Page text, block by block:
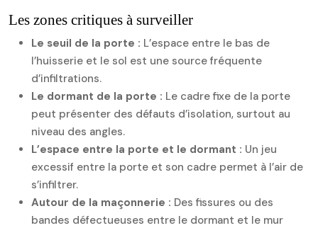
Les zones critiques à surveiller
Le seuil de la porte : L’espace entre le bas de
l’huisserie et le sol est une source fréquente
d’infiltrations.
Le dormant de la porte : Le cadre fixe de la porte
peut présenter des défauts d’isolation, surtout au
niveau des angles.
L’espace entre la porte et le dormant : Un jeu
excessif entre la porte et son cadre permet à l’air de
s’infiltrer.
Autour de la maçonnerie : Des fissures ou des
bandes défectueuses entre le dormant et le mur